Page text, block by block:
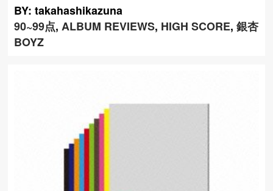
BY: takahashikazuna
90~99点,ALBUM REVIEWS, HIGH SCORE,銀杏
BOYZ